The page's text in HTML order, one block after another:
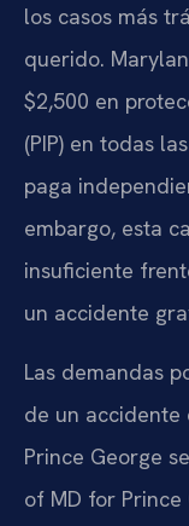
los casos más
querido.
$2,500 en
(PIP) en todas
paga
embargo, esta
insuficiente
un accidente
Las demandas
de un
Prince George
of MD for Prince